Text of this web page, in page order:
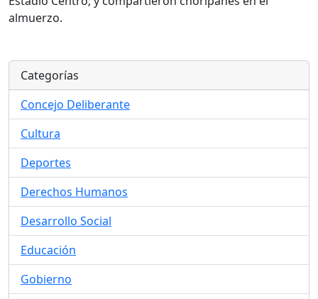
almuerzo.
Categorías
Concejo Deliberante
Cultura
Deportes
Derechos Humanos
Desarrollo Social
Educación
Gobierno